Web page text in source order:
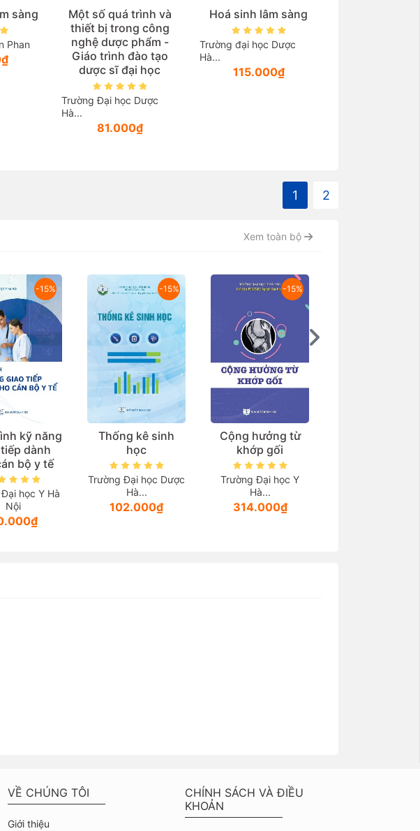
sàng
Phan
Một số quá trình và
thiết bị trong công
nghệ dược phẩm -
Giáo trình đào tạo
dược sĩ đại học
Trường Đại học Dược
Hà...
81.000₫
Hoá sinh lâm sàng
Trường đại học Dược
Hà...
115.000₫
1 2
Xem toàn bộ
-15%
kỹ năng
dành
bộ y tế
học Y Hà
Nội
-15%
Thống kê sinh
học
Trường Đại học Dược
Hà...
102.000₫
-15%
Cộng hưởng từ
khớp gối
Trường Đại học Y
Hà...
314.000₫
VỀ CHÚNG TÔI
Giới thiệu
CHÍNH SÁCH VÀ ĐIỀU
KHOẢN